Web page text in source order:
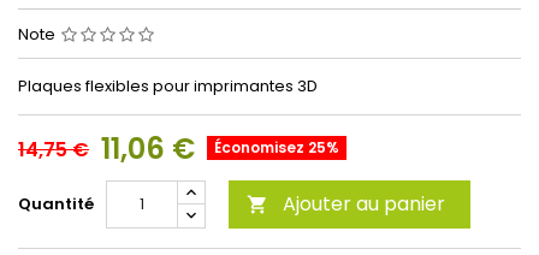
Note
Plaques flexibles pour imprimantes 3D
14,75 € 11,06 € Économisez 25%
Quantité  Ajouter au panier